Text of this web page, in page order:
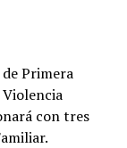
Primera
con tres